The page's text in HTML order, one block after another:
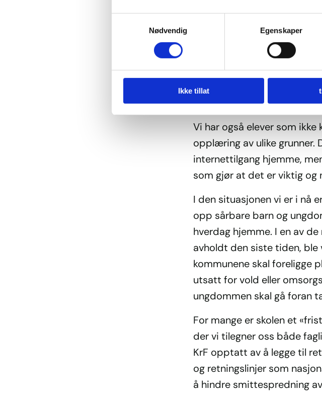
Nødvendig
Egenskaper
Ikke tillat
Det er skolene som har
derfor er det skolene som
et slikt behov. Dette skal
Tilbudet som eventuelt gis
dag – tilpasset den enkelte
Vi har også elever som
opplæring av ulike grunner.
internettilgang hjemme,
som gjør at det er viktig og
I den situasjonen vi er i nå
opp sårbare barn og
hverdag hjemme. I en av
avholdt den siste tiden,
kommunene skal foreligge
utsatt for vold eller
ungdommen skal gå foran
For mange er skolen et
der vi tilegner oss både
KrF opptatt av å legge til
og retningslinjer som
å hindre smittespredning